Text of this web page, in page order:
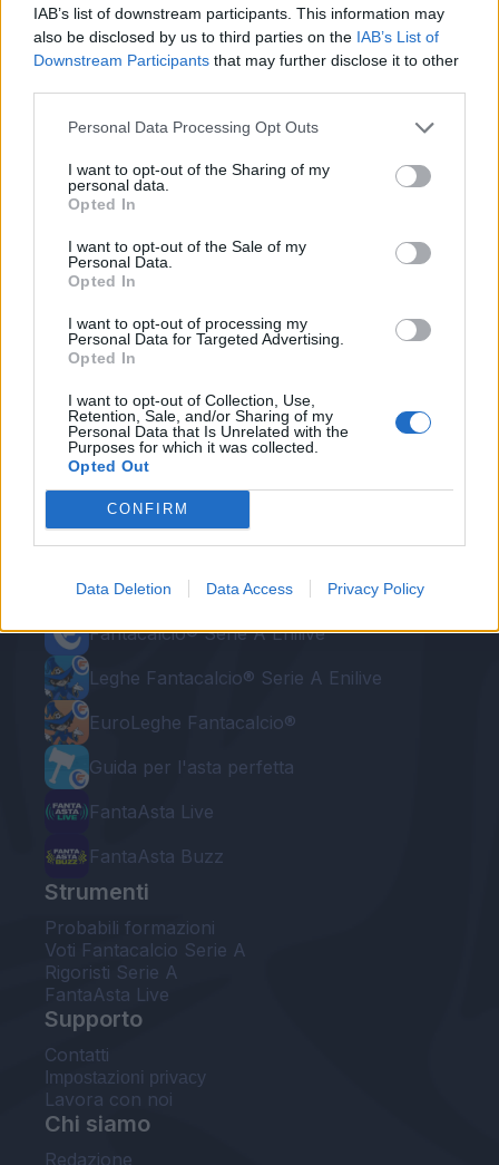
IAB’s list of downstream participants. This information may
also be disclosed by us to third parties on the IAB’s List of
Downstream Participants that may further disclose it to other
Personal Data Processing Opt Outs
I want to opt-out of the Sharing of my
personal data.
Opted In
I want to opt-out of the Sale of my
Personal Data.
Opted In
I want to opt-out of processing my
Personal Data for Targeted Advertising.
Opted In
I want to opt-out of Collection, Use,
Retention, Sale, and/or Sharing of my
Personal Data that Is Unrelated with the
Purposes for which it was collected.
Opted Out
CONFIRM
Data Deletion Data Access Privacy Policy
Redazione Fantacalcio.it
Le nostre app
Fantacalcio® Serie A Enilive
Leghe Fantacalcio® Serie A Enilive
EuroLeghe Fantacalcio®
Guida per l'asta perfetta
FantaAsta Live
FantaAsta Buzz
Strumenti
Probabili formazioni
Voti Fantacalcio Serie A
Rigoristi Serie A
FantaAsta Live
Supporto
Contatti
Impostazioni privacy
Lavora con noi
Chi siamo
Redazione